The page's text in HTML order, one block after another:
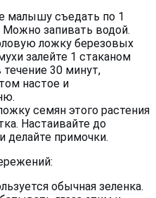
съедать по 1
Можно запивать водой.
ложку березовых
залейте 1 стаканом
течение 30 минут,
настое и
семян этого растения
Настаивайте до
делайте примочки.
обычная зеленка.